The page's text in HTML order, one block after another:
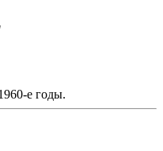
е годы.